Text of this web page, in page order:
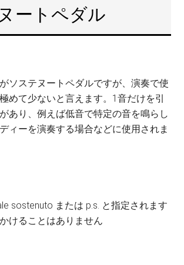
ートペダル
ソステヌートペダルですが、演奏で使
めて少ないと言えます。1音だけを引
あり、例えば低音で特定の音を鳴らし
ィーを演奏する場合などに使用されま
sostenuto または p.s. と指定されます
けることはありません